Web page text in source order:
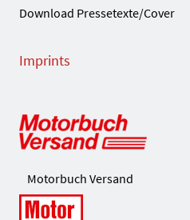
Download Pressetexte/Cover
Imprints
Motorbuch Versand